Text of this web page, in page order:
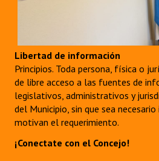
Libertad de información
Principios. Toda persona, física o
de libre acceso a las fuentes de
legislativos, administrativos y
del Municipio, sin que sea
motivan el requerimiento.
¡Conectate con el Concejo!